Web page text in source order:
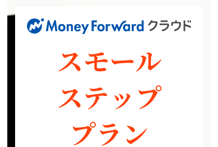
スモール
ステップ
プラン